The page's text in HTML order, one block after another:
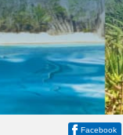
Facebook